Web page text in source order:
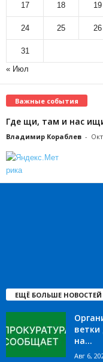
17 18 19
24 25 26
31
« Июл
Важные события
Где щи, там и нас
Владимир Кораблев -
ЕЩЁ БОЛЬШЕ НОВОСТЕЙ
на...
Авг 6,